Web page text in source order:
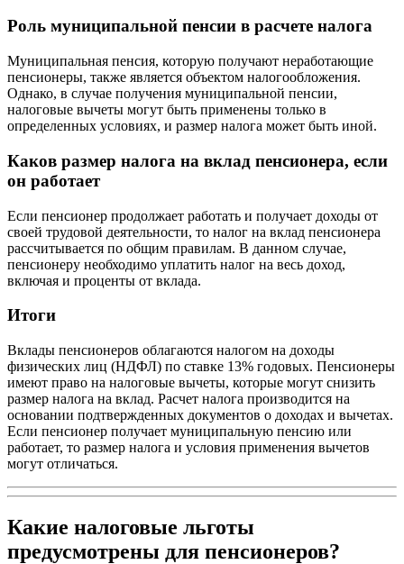
Роль муниципальной пенсии в расчете налога
Муниципальная пенсия, которую получают неработающие
пенсионеры, также является объектом налогообложения.
Однако, в случае получения муниципальной пенсии,
налоговые вычеты могут быть применены только в
определенных условиях, и размер налога может быть иной.
Каков размер налога на вклад пенсионера, если
он работает
Если пенсионер продолжает работать и получает доходы от
своей трудовой деятельности, то налог на вклад пенсионера
рассчитывается по общим правилам. В данном случае,
пенсионеру необходимо уплатить налог на весь доход,
включая и проценты от вклада.
Итоги
Вклады пенсионеров облагаются налогом на доходы
физических лиц (НДФЛ) по ставке 13% годовых. Пенсионеры
имеют право на налоговые вычеты, которые могут снизить
размер налога на вклад. Расчет налога производится на
основании подтвержденных документов о доходах и вычетах.
Если пенсионер получает муниципальную пенсию или
работает, то размер налога и условия применения вычетов
могут отличаться.
Какие налоговые льготы
предусмотрены для пенсионеров?